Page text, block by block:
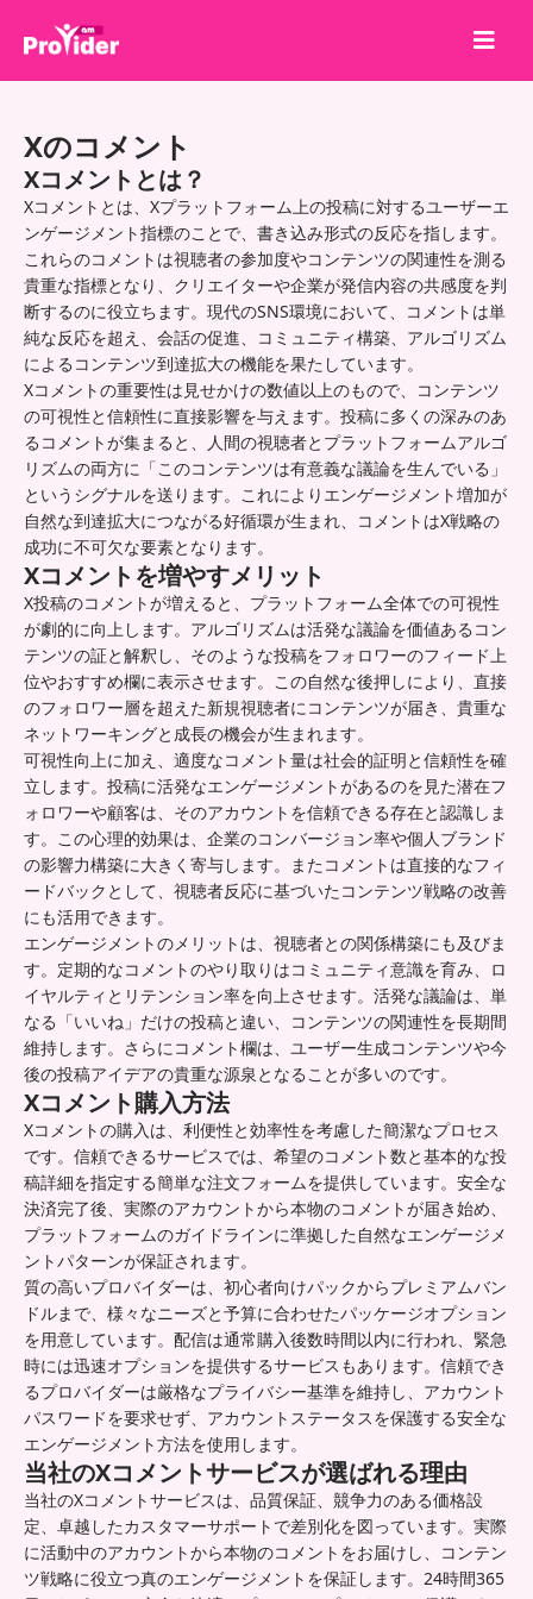
会社概要
ログイン
サインアップ
サービス
API
利用規約
ブログ
Xのコメント
Xコメントとは？
Xコメントとは、Xプラットフォーム上の投稿に対するユーザーエ
ンゲージメント指標のことで、書き込み形式の反応を指します。
これらのコメントは視聴者の参加度やコンテンツの関連性を測る
貴重な指標となり、クリエイターや企業が発信内容の共感度を判
断するのに役立ちます。現代のSNS環境において、コメントは単
純な反応を超え、会話の促進、コミュニティ構築、アルゴリズム
によるコンテンツ到達拡大の機能を果たしています。
Xコメントの重要性は見せかけの数値以上のもので、コンテンツ
の可視性と信頼性に直接影響を与えます。投稿に多くの深みのあ
るコメントが集まると、人間の視聴者とプラットフォームアルゴ
リズムの両方に「このコンテンツは有意義な議論を生んでいる」
というシグナルを送ります。これによりエンゲージメント増加が
自然な到達拡大につながる好循環が生まれ、コメントはX戦略の
成功に不可欠な要素となります。
Xコメントを増やすメリット
X投稿のコメントが増えると、プラットフォーム全体での可視性
が劇的に向上します。アルゴリズムは活発な議論を価値あるコン
テンツの証と解釈し、そのような投稿をフォロワーのフィード上
位やおすすめ欄に表示させます。この自然な後押しにより、直接
のフォロワー層を超えた新規視聴者にコンテンツが届き、貴重な
ネットワーキングと成長の機会が生まれます。
可視性向上に加え、適度なコメント量は社会的証明と信頼性を確
立します。投稿に活発なエンゲージメントがあるのを見た潜在フ
ォロワーや顧客は、そのアカウントを信頼できる存在と認識しま
す。この心理的効果は、企業のコンバージョン率や個人ブランド
の影響力構築に大きく寄与します。またコメントは直接的なフィ
ードバックとして、視聴者反応に基づいたコンテンツ戦略の改善
にも活用できます。
エンゲージメントのメリットは、視聴者との関係構築にも及びま
す。定期的なコメントのやり取りはコミュニティ意識を育み、ロ
イヤルティとリテンション率を向上させます。活発な議論は、単
なる「いいね」だけの投稿と違い、コンテンツの関連性を長期間
維持します。さらにコメント欄は、ユーザー生成コンテンツや今
後の投稿アイデアの貴重な源泉となることが多いのです。
Xコメント購入方法
Xコメントの購入は、利便性と効率性を考慮した簡潔なプロセス
です。信頼できるサービスでは、希望のコメント数と基本的な投
稿詳細を指定する簡単な注文フォームを提供しています。安全な
決済完了後、実際のアカウントから本物のコメントが届き始め、
プラットフォームのガイドラインに準拠した自然なエンゲージメ
ントパターンが保証されます。
質の高いプロバイダーは、初心者向けパックからプレミアムバン
ドルまで、様々なニーズと予算に合わせたパッケージオプション
を用意しています。配信は通常購入後数時間以内に行われ、緊急
時には迅速オプションを提供するサービスもあります。信頼でき
るプロバイダーは厳格なプライバシー基準を維持し、アカウント
パスワードを要求せず、アカウントステータスを保護する安全な
エンゲージメント方法を使用します。
当社のXコメントサービスが選ばれる理由
当社のXコメントサービスは、品質保証、競争力のある価格設
定、卓越したカスタマーサポートで差別化を図っています。実際
に活動中のアカウントから本物のコメントをお届けし、コンテン
ツ戦略に役立つ真のエンゲージメントを保証します。24時間365